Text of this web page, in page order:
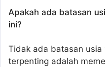
Apakah ada batasan
ini?
Tidak ada batasan usia
terpenting adalah